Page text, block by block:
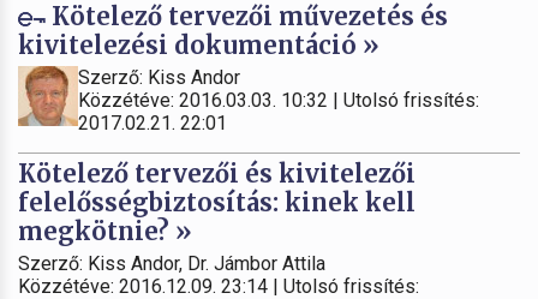
Kötelező tervezői művezetés és
kivitelezési dokumentáció »
Szerző: Kiss Andor
Közzétéve: 2016.03.03. 10:32 | Utolsó frissítés:
2017.02.21. 22:01
Kötelező tervezői és kivitelezői
felelősségbiztosítás: kinek kell
megkötnie? »
Szerző: Kiss Andor, Dr. Jámbor Attila
Közzétéve: 2016.12.09. 23:14 | Utolsó frissítés: